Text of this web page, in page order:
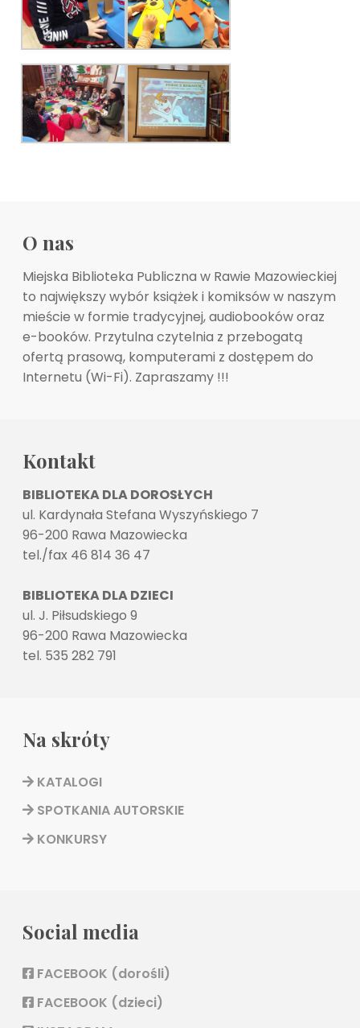
O nas
Miejska Biblioteka Publiczna w Rawie Mazowieckiej
to największy wybór książek i komiksów w naszym
mieście w formie tradycyjnej, audiobooków oraz
e-booków. Przytulna czytelnia z przebogatą
ofertą prasową, komputerami z dostępem do
Internetu (Wi-Fi). Zapraszamy !!!
Kontakt
BIBLIOTEKA DLA DOROSŁYCH
ul. Kardynała Stefana Wyszyńskiego 7
96-200 Rawa Mazowiecka
tel./fax 46 814 36 47
BIBLIOTEKA DLA DZIECI
ul. J. Piłsudskiego 9
96-200 Rawa Mazowiecka
tel. 535 282 791
Na skróty
KATALOGI
SPOTKANIA AUTORSKIE
KONKURSY
Social media
FACEBOOK (dorośli)
FACEBOOK (dzieci)